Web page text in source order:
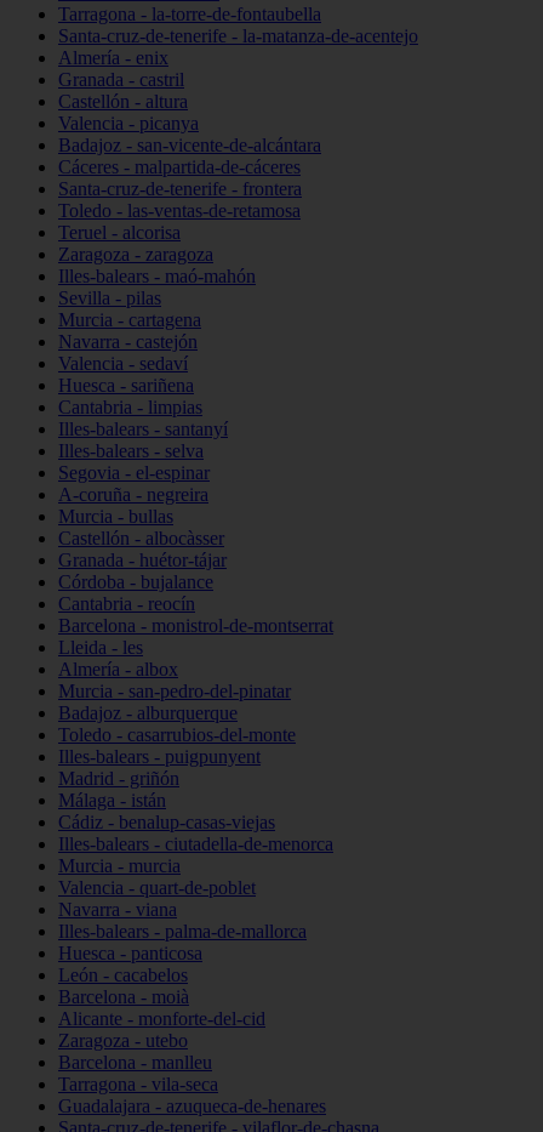
Tarragona - la-torre-de-fontaubella
Santa-cruz-de-tenerife - la-matanza-de-acentejo
Almería - enix
Granada - castril
Castellón - altura
Valencia - picanya
Badajoz - san-vicente-de-alcántara
Cáceres - malpartida-de-cáceres
Santa-cruz-de-tenerife - frontera
Toledo - las-ventas-de-retamosa
Teruel - alcorisa
Zaragoza - zaragoza
Illes-balears - maó-mahón
Sevilla - pilas
Murcia - cartagena
Navarra - castejón
Valencia - sedaví
Huesca - sariñena
Cantabria - limpias
Illes-balears - santanyí
Illes-balears - selva
Segovia - el-espinar
A-coruña - negreira
Murcia - bullas
Castellón - albocàsser
Granada - huétor-tájar
Córdoba - bujalance
Cantabria - reocín
Barcelona - monistrol-de-montserrat
Lleida - les
Almería - albox
Murcia - san-pedro-del-pinatar
Badajoz - alburquerque
Toledo - casarrubios-del-monte
Illes-balears - puigpunyent
Madrid - griñón
Málaga - istán
Cádiz - benalup-casas-viejas
Illes-balears - ciutadella-de-menorca
Murcia - murcia
Valencia - quart-de-poblet
Navarra - viana
Illes-balears - palma-de-mallorca
Huesca - panticosa
León - cacabelos
Barcelona - moià
Alicante - monforte-del-cid
Zaragoza - utebo
Barcelona - manlleu
Tarragona - vila-seca
Guadalajara - azuqueca-de-henares
Santa-cruz-de-tenerife - vilaflor-de-chasna